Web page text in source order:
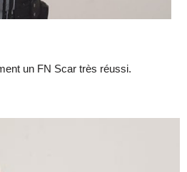
un FN Scar très réussi.